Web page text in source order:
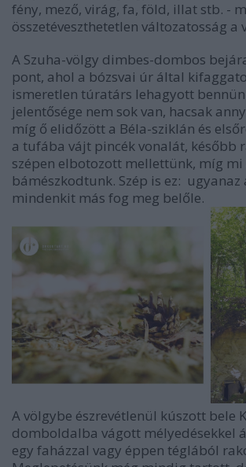
fény, mező, virág, fa, föld, illat stb. -
összetéveszthetetlen változatosság a
A Szuha-völgy dimbes-dombos
pont, ahol a bózsvai úr által
ismeretlen túratárs lehagyott
jelentősége nem sok van, hacsak
míg ő elidőzött a Béla-sziklán és
a tufába vájt pincék vonalát, később
szépen elbotozott mellettünk, míg mi
bámészkodtunk. Szép is ez: ugyanaz
mindenkit más fog meg belőle.
A völgybe észrevétlenül kúszott bele
domboldalba vágott mélyedésekkel
egy faházzal vagy éppen téglából